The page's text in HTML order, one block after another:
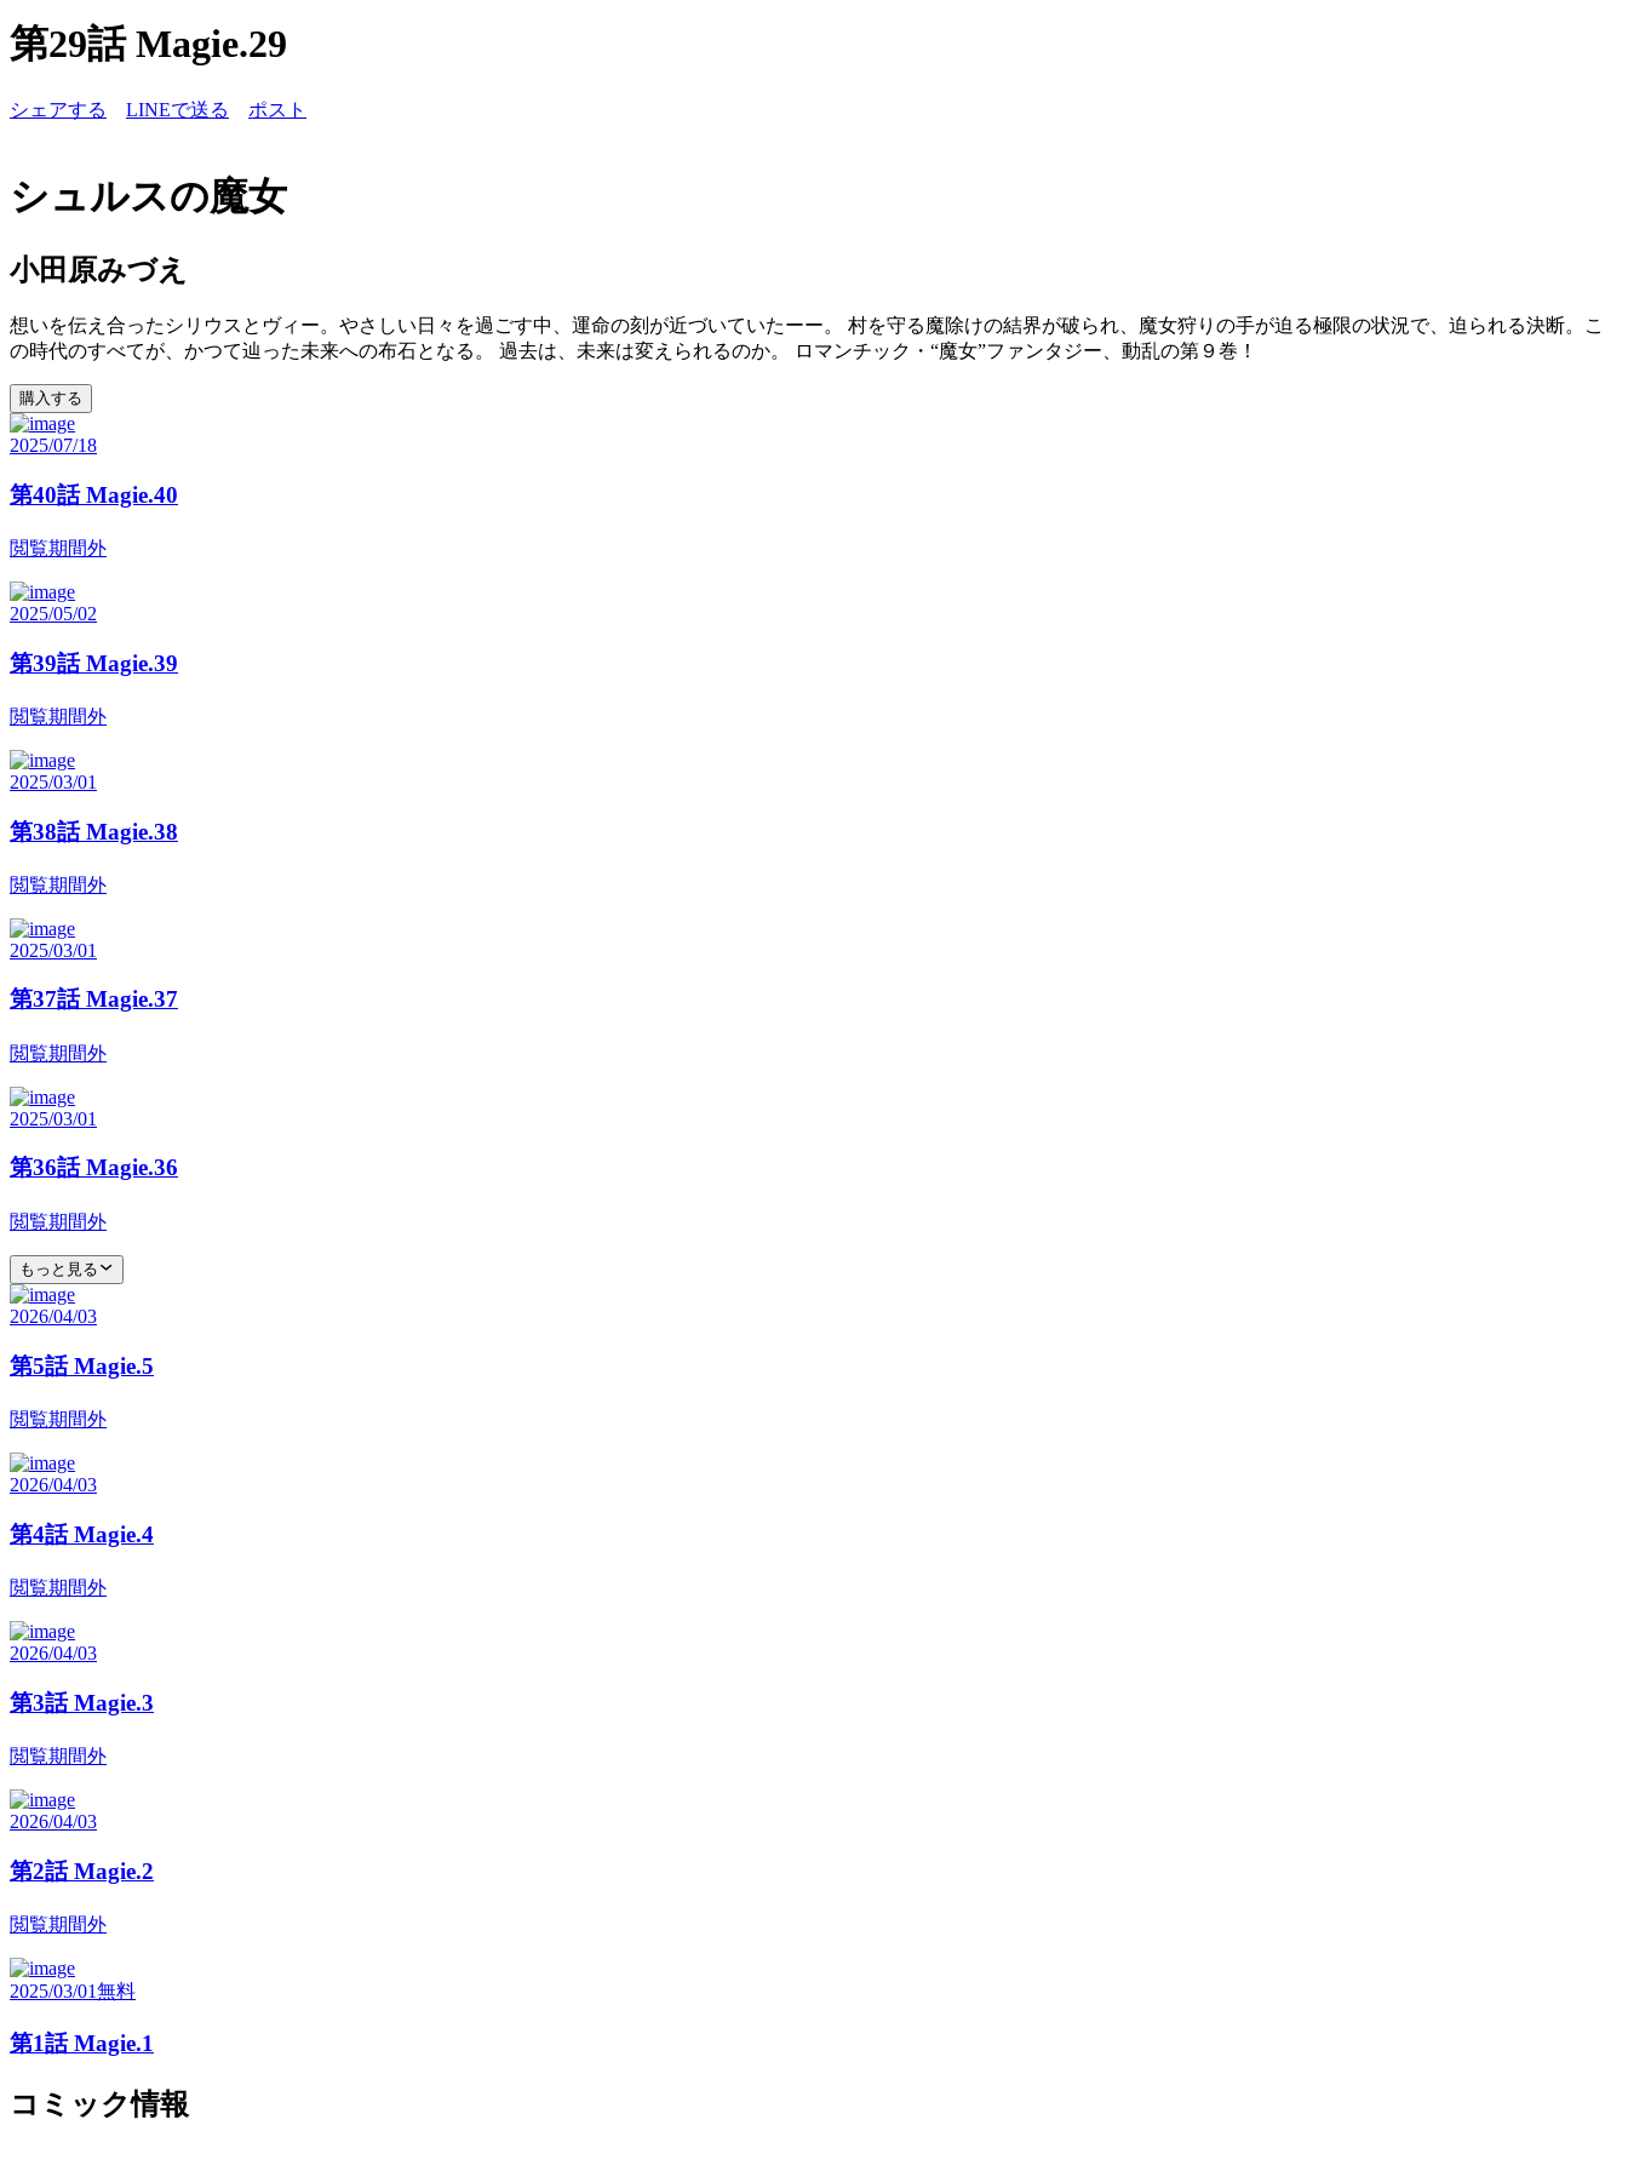
第29話 Magie.29
シェアする LINEで送る ポスト
シュルスの魔女
小田原みづえ
想いを伝え合ったシリウスとヴィー。やさしい日々を過ごす中、運命の刻が近づいていたーー。 村を守る魔除けの結界が破られ、魔女狩りの手が迫る極限の状況で、迫られる決断。こ
の時代のすべてが、かつて辿った未来への布石となる。 過去は、未来は変えられるのか。 ロマンチック・“魔女”ファンタジー、動乱の第９巻！
購入する
2025/07/18
第40話 Magie.40
閲覧期間外
2025/05/02
第39話 Magie.39
閲覧期間外
2025/03/01
第38話 Magie.38
閲覧期間外
2025/03/01
第37話 Magie.37
閲覧期間外
2025/03/01
第36話 Magie.36
閲覧期間外
もっと見る
2026/04/03
第5話 Magie.5
閲覧期間外
2026/04/03
第4話 Magie.4
閲覧期間外
2026/04/03
第3話 Magie.3
閲覧期間外
2026/04/03
第2話 Magie.2
閲覧期間外
2025/03/01無料
第1話 Magie.1
コミック情報